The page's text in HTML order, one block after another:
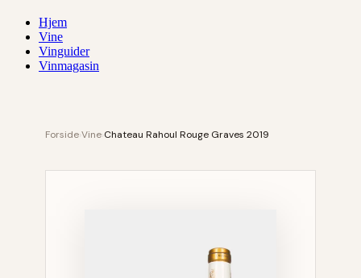
Hjem
Vine
Vinguider
Vinmagasin
ForsideVine Chateau Rahoul Rouge Graves 2019